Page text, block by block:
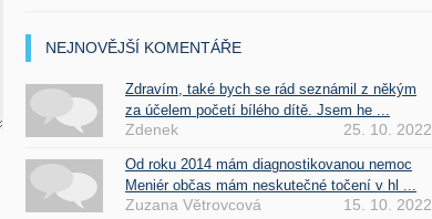
NEJNOVĚJŠÍ KOMENTÁŘE
Zdravím, také bych se rád seznámil z někým
za účelem početí bílého dítě. Jsem he ...
Zdenek 25. 10. 2022
Od roku 2014 mám diagnostikovanou nemoc
Meniér občas mám neskutečné točení v hl ...
Zuzana Větrovcová 15. 10. 2022